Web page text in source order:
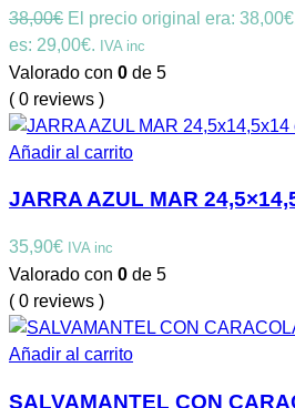
38,00€ El precio original era:
es: 29,00€. IVA inc
Valorado con 0 de 5
( 0 reviews )
Añadir al carrito
JARRA AZUL MAR
35,90€ IVA inc
Valorado con 0 de 5
( 0 reviews )
Añadir al carrito
SALVAMANTEL CON